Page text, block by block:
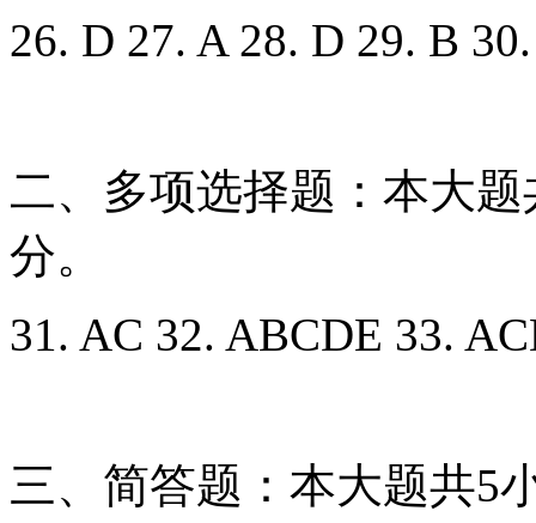
26. D 27. A 28. D 29. B
二、多项选择题：本大
分。
31. AC 32. ABCDE 33.
三、简答题：本大题共5